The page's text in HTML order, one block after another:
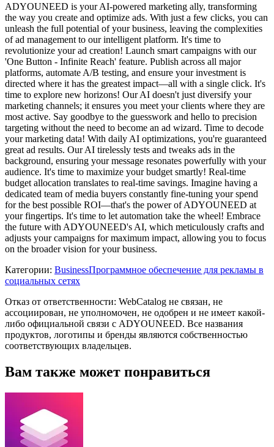
ADYOUNEED is your AI-powered marketing ally, transforming
the way you create and optimize ads. With just a few clicks, you can
unleash the full potential of your business, leaving the complexities
of ad management to our intelligent platform. It's time to
revolutionize your ad creation! Launch smart campaigns with our
'One Button - Infinite Reach' feature. Publish across all major
platforms, automate A/B testing, and ensure your investment is
directed where it has the greatest impact—all with a single click. It's
time to explore new horizons! Our AI doesn't just diversify your
marketing channels; it ensures you meet your clients where they are
most active. Say goodbye to the guesswork and hello to precision
targeting without the need to become an ad wizard. Time to decode
your marketing data! With daily AI optimizations, you're guaranteed
great ad results. Our AI tirelessly tests and tweaks ads in the
background, ensuring your message resonates powerfully with your
audience. It's time to maximize your budget smartly! Real-time
budget allocation translates to real-time savings. Imagine having a
dedicated team of media buyers constantly fine-tuning your spend
for the best possible ROI—that's the power of ADYOUNEED at
your fingertips. It's time to let automation take the wheel! Embrace
the future with ADYOUNEED's AI, which meticulously crafts and
adjusts your campaigns for maximum impact, allowing you to focus
on the broader vision for your business.
Категории: BusinessПрограммное обеспечение для рекламы в
социальных сетях
Отказ от ответственности: WebCatalog не связан, не
ассоциирован, не уполномочен, не одобрен и не имеет какой-
либо официальной связи с ADYOUNEED. Все названия
продуктов, логотипы и бренды являются собственностью
соответствующих владельцев.
Вам также может понравиться